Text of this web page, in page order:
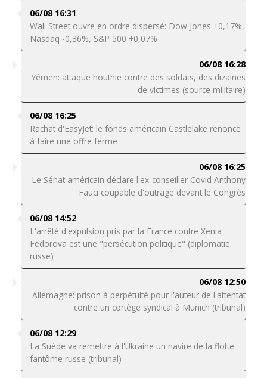
06/08 16:31
Wall Street ouvre en ordre dispersé: Dow Jones +0,17%,
Nasdaq -0,36%, S&P 500 +0,07%
06/08 16:28
Yémen: attaque houthie contre des soldats, des dizaines
de victimes (source militaire)
06/08 16:25
Rachat d'EasyJet: le fonds américain Castlelake renonce
à faire une offre ferme
06/08 16:25
Le Sénat américain déclare l'ex-conseiller Covid Anthony
Fauci coupable d'outrage devant le Congrès
06/08 14:52
L'arrêté d'expulsion pris par la France contre Xenia
Fedorova est une "persécution politique" (diplomatie
russe)
06/08 12:50
Allemagne: prison à perpétuité pour l'auteur de l'attentat
contre un cortège syndical à Munich (tribunal)
06/08 12:29
La Suède va remettre à l'Ukraine un navire de la flotte
fantôme russe (tribunal)